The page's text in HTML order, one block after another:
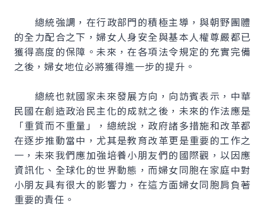
總統強調，在行政部門的積極主導，與朝野團體
的全力配合之下，婦女人身安全與基本人權尊嚴都已
獲得高度的保障。未來，在各項法令規定的充實完備
之後，婦女地位必將獲得進一步的提升。
總統也就國家未來發展方向，向訪賓表示，中華
民國在創造政治民主化的成就之後，未來的作法應是
「重質而不重量」，總統說，政府諸多措施和改革都
在逐步推動當中，尤其是教育改革更是重要的工作之
一，未來我們應加強培養小朋友們的國際觀，以因應
資訊化、全球化的世界動態，而婦女同胞在家庭中對
小朋友具有很大的影響力，在這方面婦女同胞肩負著
重要的責任。